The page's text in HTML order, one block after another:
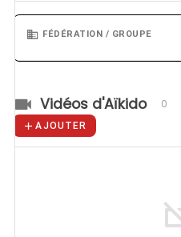
FÉDÉRATION / GROUPE
Vidéos d'Aïkido 0
AJOUTER